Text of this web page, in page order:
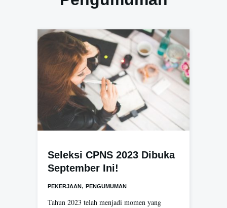
Seleksi CPNS 2023 Dibuka
September Ini!
PEKERJAAN , PENGUMUMAN
Tahun 2023 telah menjadi momen yang